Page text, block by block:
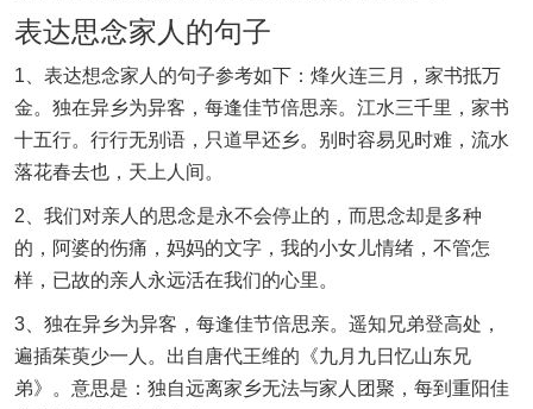
表达思念家人的句子
1、表达想念家人的句子参考如下：烽火连三月，家书抵万
金。独在异乡为异客，每逢佳节倍思亲。江水三千里，家书
十五行。行行无别语，只道早还乡。别时容易见时难，流水
落花春去也，天上人间。
2、我们对亲人的思念是永不会停止的，而思念却是多种
的，阿婆的伤痛，妈妈的文字，我的小女儿情绪，不管怎
样，已故的亲人永远活在我们的心里。
3、独在异乡为异客，每逢佳节倍思亲。遥知兄弟登高处，
遍插茱萸少一人。出自唐代王维的《九月九日忆山东兄
弟》。意思是：独自远离家乡无法与家人团聚，每到重阳佳